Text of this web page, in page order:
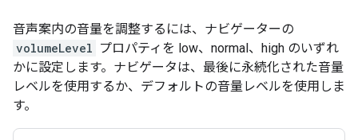
音声案内の音量を調整するには、ナビゲーターの
volumeLevel プロパティを low、normal、high のいずれ
かに設定します。ナビゲータは、最後に永続化された音量
レベルを使用するか、デフォルトの音量レベルを使用しま
す。